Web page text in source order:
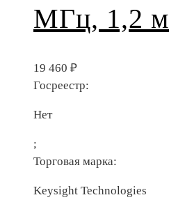
МГц, 1,2 м
19 460 ₽
Госреестр:
Нет
;
Торговая марка:
Keysight Technologies